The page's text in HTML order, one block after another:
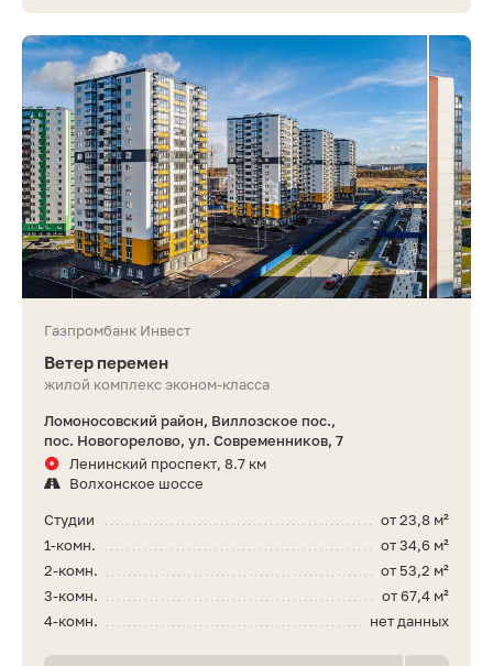
Газпромбанк Инвест
Ветер перемен
жилой комплекс эконом-класса
Ломоносовский район, Виллозское пос.,
пос. Новогорелово, ул. Современников, 7
Ленинский проспект, 8.7 км
Волхонское шоссе
от 23,8 м²
Студии
от 34,6 м²
1-комн.
от 53,2 м²
2-комн.
от 67,4 м²
3-комн.
нет данных
4-комн.